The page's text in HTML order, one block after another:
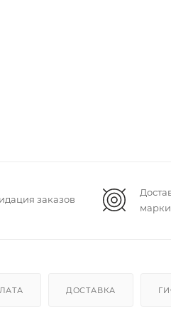
заказов
ДОСТАВКА